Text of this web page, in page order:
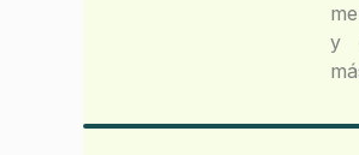
y